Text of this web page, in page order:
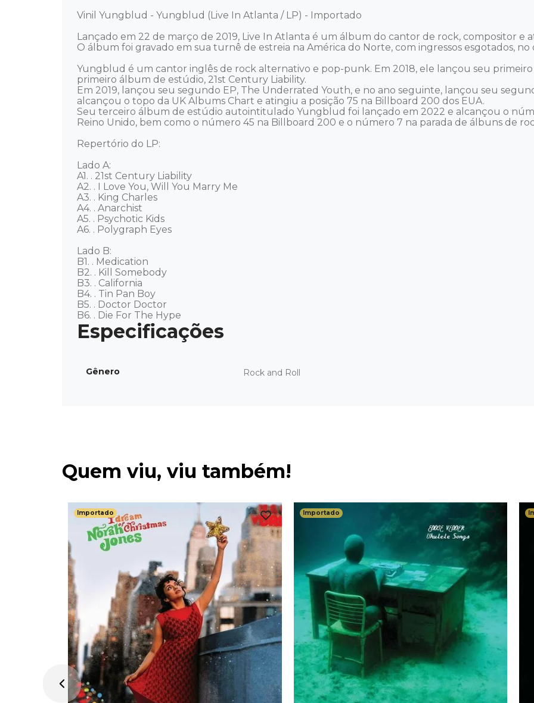
Vinil Yungblud - Yungblud (Live In Atlanta / LP) - Importado
Lançado em 22 de março de 2019, Live In Atlanta é um álbum do cantor de rock, compositor e
O álbum foi gravado em sua turnê de estreia na América do Norte, com ingressos esgotados, no
Yungblud é um cantor inglês de rock alternativo e pop-punk. Em 2018, ele lançou seu
primeiro álbum de estúdio, 21st Century Liability.
Em 2019, lançou seu segundo EP, The Underrated Youth, e no ano seguinte, lançou seu
alcançou o topo da UK Albums Chart e atingiu a posição 75 na Billboard 200 dos EUA.
Seu terceiro álbum de estúdio autointitulado Yungblud foi lançado em 2022 e alcançou o
Reino Unido, bem como o número 45 na Billboard 200 e o número 7 na parada de álbuns de
Repertório do LP:
Lado A:
A1. . 21st Century Liability
A2. . I Love You, Will You Marry Me
A3. . King Charles
A4. . Anarchist
A5. . Psychotic Kids
A6. . Polygraph Eyes
Lado B:
B1. . Medication
B2. . Kill Somebody
B3. . California
B4. . Tin Pan Boy
B5. . Doctor Doctor
B6. . Die For The Hype
Gênero Rock and Roll
Quem viu, viu também!
Importado Importado